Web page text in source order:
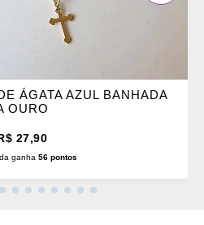
ÁGATA AZUL BANHADA
OURO
27,90
ganha 56 pontos